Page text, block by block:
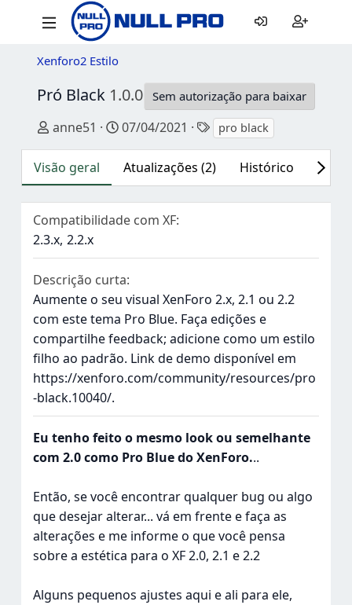
Xenforo2 Estilo
Pró Black 1.0.0 Sem autorização para baixar
Autor
anne51 Data de criação
07/04/2021 Tags
pro black
Visão geral Atualizações (2) Histórico
Compatibilidade com XF
2.3.x 2.2.x
Descrição curta
Aumente o seu visual XenForo 2.x, 2.1 ou 2.2
com este tema Pro Blue. Faça edições e
compartilhe feedback; adicione como um estilo
filho ao padrão. Link de demo disponível em
https://xenforo.com/community/resources/pro
-black.10040/.
Eu tenho feito o mesmo look ou semelhante
com 2.0 como Pro Blue do XenForo...
Então, se você encontrar qualquer bug ou algo
que desejar alterar... vá em frente e faça as
alterações e me informe o que você pensa
sobre a estética para o XF 2.0, 2.1 e 2.2
Alguns pequenos ajustes aqui e ali para ele,